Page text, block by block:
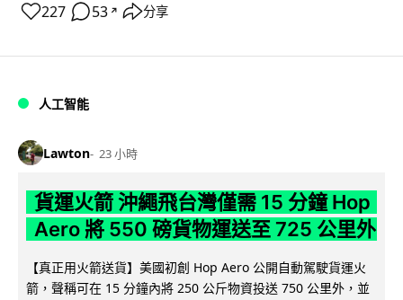
227 53 ↗ 分享
人工智能
Lawton 23 小時
貨運火箭 沖繩飛台灣僅需 15 分鐘 Hop
Aero 將 550 磅貨物運送至 725 公里外
【真正用火箭送貨】美國初創 Hop Aero 公開自動駕駛貨運火
箭，聲稱可在 15 分鐘內將 250 公斤物資投送 750 公里外，並